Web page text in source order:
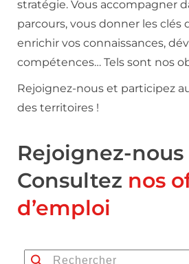
stratégie. Vous accompagner
parcours, vous donner les clés
enrichir vos connaissances,
compétences… Tels sont nos
Rejoignez-nous et participez
des territoires !
Rejoignez-nous
Consultez nos
d’emploi